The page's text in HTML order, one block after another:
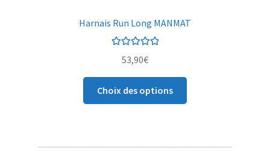
Harnais Run Long MANMAT
5
53,90€
Choix des options